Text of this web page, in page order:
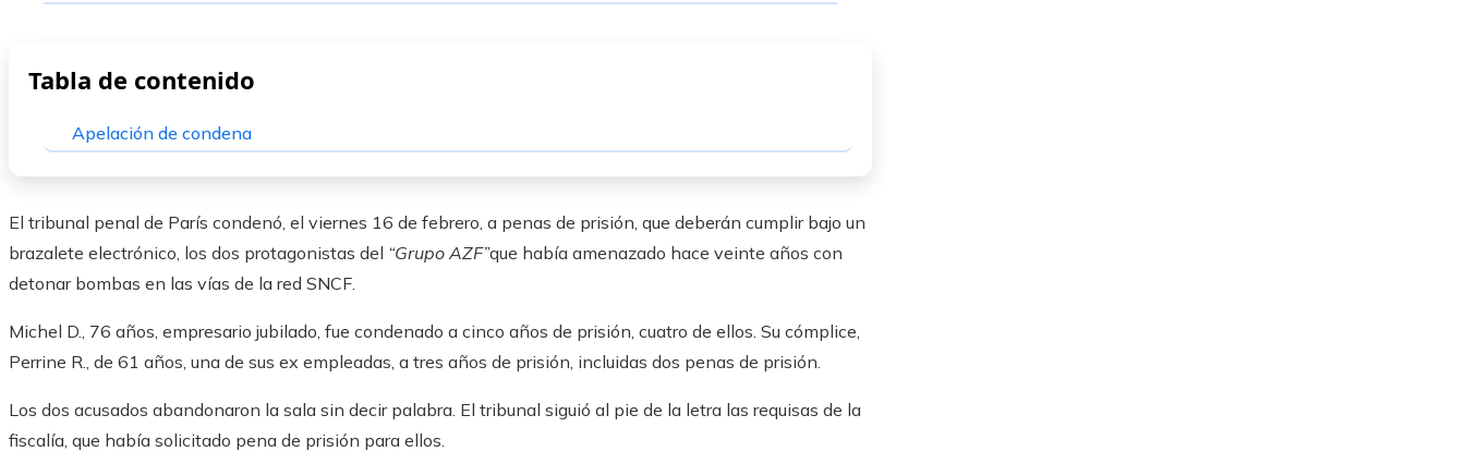
Tabla de contenido
Apelación de condena
El tribunal penal de París condenó, el viernes 16 de febrero, a penas de prisión, que deberán cumplir bajo un
brazalete electrónico, los dos protagonistas del “Grupo AZF”que había amenazado hace veinte años con
detonar bombas en las vías de la red SNCF.
Michel D., 76 años, empresario jubilado, fue condenado a cinco años de prisión, cuatro de ellos. Su cómplice,
Perrine R., de 61 años, una de sus ex empleadas, a tres años de prisión, incluidas dos penas de prisión.
Los dos acusados ​​abandonaron la sala sin decir palabra. El tribunal siguió al pie de la letra las requisas de la
fiscalía, que había solicitado pena de prisión para ellos.